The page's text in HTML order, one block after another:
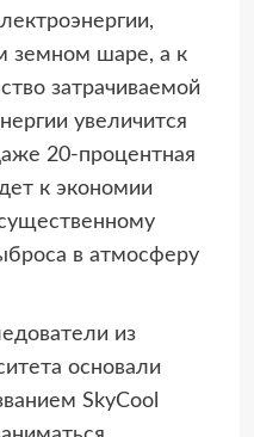
земном шаре, а к
затрачиваемой
увеличится
20-процентная
к экономии
в атмосферу
из
основали
SkyCool